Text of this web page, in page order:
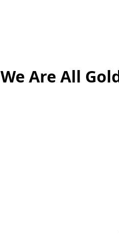
Are All